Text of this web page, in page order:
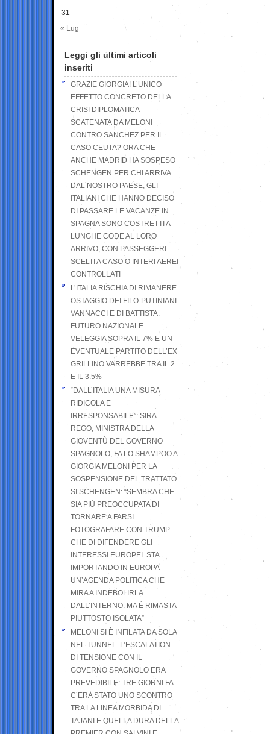
31
« Lug
Leggi gli ultimi articoli
inseriti
GRAZIE GIORGIA! L’UNICO
EFFETTO CONCRETO DELLA
CRISI DIPLOMATICA
SCATENATA DA MELONI
CONTRO SANCHEZ PER IL
CASO CEUTA? ORA CHE
ANCHE MADRID HA SOSPESO
SCHENGEN PER CHI ARRIVA
DAL NOSTRO PAESE, GLI
ITALIANI CHE HANNO DECISO
DI PASSARE LE VACANZE IN
SPAGNA SONO COSTRETTI A
LUNGHE CODE AL LORO
ARRIVO, CON PASSEGGERI
SCELTI A CASO O INTERI AEREI
CONTROLLATI
L’ITALIA RISCHIA DI RIMANERE
OSTAGGIO DEI FILO-PUTINIANI
VANNACCI E DI BATTISTA.
FUTURO NAZIONALE
VELEGGIA SOPRA IL 7% E UN
EVENTUALE PARTITO DELL’EX
GRILLINO VARREBBE TRA IL 2
E IL 3.5%
“DALL’ITALIA UNA MISURA
RIDICOLA E
IRRESPONSABILE”: SIRA
REGO, MINISTRA DELLA
GIOVENTÙ DEL GOVERNO
SPAGNOLO, FA LO SHAMPOO A
GIORGIA MELONI PER LA
SOSPENSIONE DEL TRATTATO
SI SCHENGEN: “SEMBRA CHE
SIA PIÙ PREOCCUPATA DI
TORNARE A FARSI
FOTOGRAFARE CON TRUMP
CHE DI DIFENDERE GLI
INTERESSI EUROPEI. STA
IMPORTANDO IN EUROPA
UN’AGENDA POLITICA CHE
MIRA A INDEBOLIRLA
DALL’INTERNO. MA È RIMASTA
PIUTTOSTO ISOLATA”
MELONI SI È INFILATA DA SOLA
NEL TUNNEL. L’ESCALATION
DI TENSIONE CON IL
GOVERNO SPAGNOLO ERA
PREVEDIBILE: TRE GIORNI FA
C’ERA STATO UNO SCONTRO
TRA LA LINEA MORBIDA DI
TAJANI E QUELLA DURA DELLA